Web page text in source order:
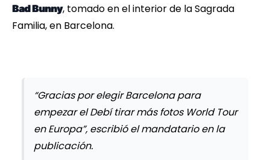
Bad Bunny, tomado en el interior de la Sagrada
Familia, en Barcelona.
“Gracias por elegir Barcelona para
empezar el Debí tirar más fotos World Tour
en Europa”, escribió el mandatario en la
publicación.